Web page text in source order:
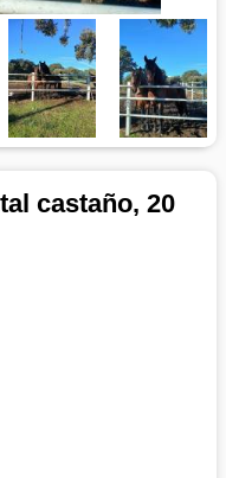
castaño, 20